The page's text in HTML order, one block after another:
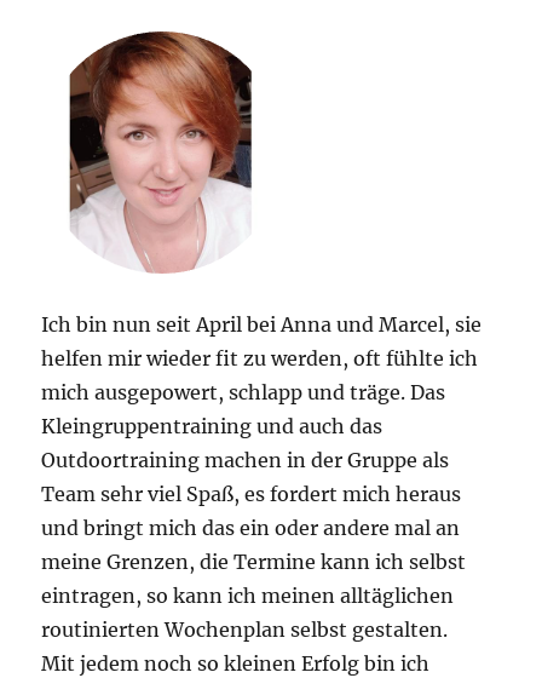
Ich bin nun seit April bei Anna und Marcel, sie
helfen mir wieder fit zu werden, oft fühlte ich
mich ausgepowert, schlapp und träge. Das
Kleingruppentraining und auch das
Outdoortraining machen in der Gruppe als
Team sehr viel Spaß, es fordert mich heraus
und bringt mich das ein oder andere mal an
meine Grenzen, die Termine kann ich selbst
eintragen, so kann ich meinen alltäglichen
routinierten Wochenplan selbst gestalten.
Mit jedem noch so kleinen Erfolg bin ich